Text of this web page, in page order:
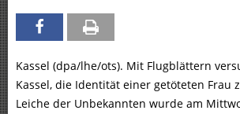
Kassel (dpa/lhe/ots). Mit Flugblättern
Kassel, die Identität einer getöteten Frau
Leiche der Unbekannten wurde am